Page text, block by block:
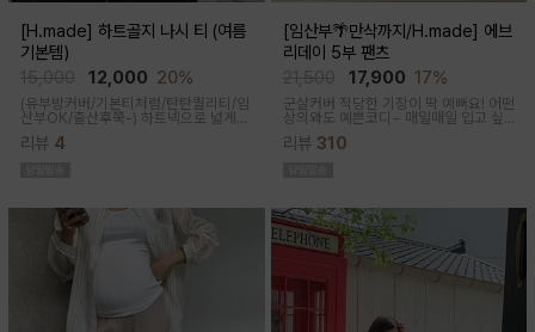
[H.made] 하트골지 나시 티 (여름
기본템)
12,000 20%
(유부방커버/기본티처럼/탄탄퀄리티/임
산부OK/출산후쭉-) 하트넥으로 넓게
루엣이 되고 넓은 암홀로 끼임이나 답답
리뷰 4
[임산부🌴만삭까지/H.made] 에브
리데이 5부 팬츠
17,900 17%
군살커버 적당한 기장이 딱 예뻐요! 어떤
상의와도 예쁜코디~ 매일매일 입고 싶
한 5부 기장감으로 군살커버
리뷰 310